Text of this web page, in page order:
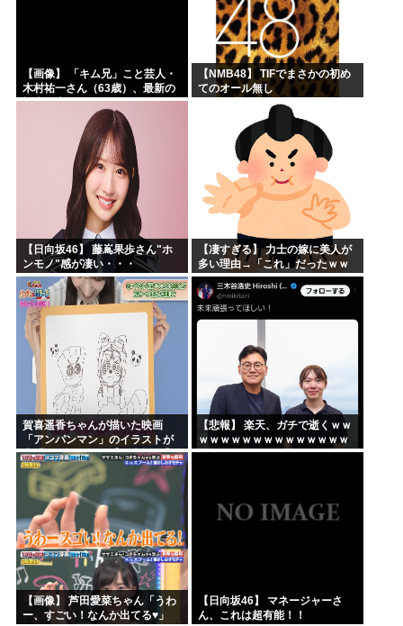
【画像】 「キム兄」こと芸人・
木村祐一さん（63歳）、最新の
松本人志さんとのツーショット
が完全に別人だとネット騒然！
「マジで誰かわからん」...
【NMB48】 TIFでまさかの初め
てのオール無し
【日向坂46】 藤嶌果歩さん"ホ
ンモノ"感が凄い・・・
【凄すぎる】 力士の嫁に美人が
多い理由→「これ」だったｗｗ
ｗｗｗｗｗ
賀喜遥香ちゃんが描いた映画
「アンパンマン」のイラストが
上手すぎる！！！【乃木坂46】
【悲報】 楽天、ガチで逝くｗｗ
ｗｗｗｗｗｗｗｗｗｗｗｗｗｗ
ｗｗｗｗ
【画像】 芦田愛菜ちゃん「うわ
ー、すごい！なんか出てる♥」
【日向坂46】 マネージャーさ
ん、これは超有能！！